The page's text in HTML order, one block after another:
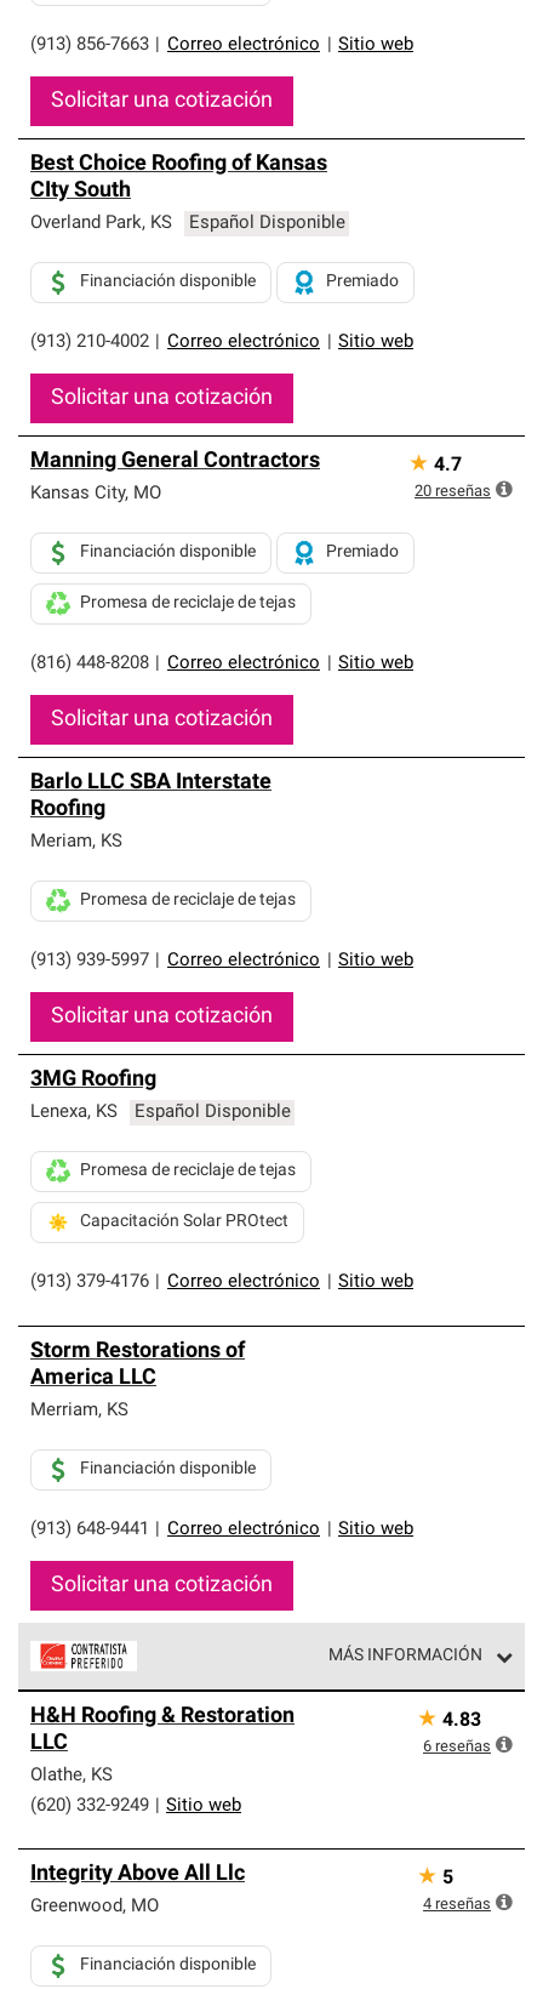
(913) 856-7663 Correo electrónico Sitio web
Solicitar una cotización
Best Choice Roofing of Kansas
CIty South
Overland Park, KS Español Disponible
(913) 210-4002 Correo electrónico Sitio web
Financiación disponible Premiado
Solicitar una cotización
Manning General Contractors
Kansas City, MO
(816) 448-8208 Correo electrónico Sitio web
Financiación disponible Premiado
Promesa de reciclaje de tejas
Solicitar una cotización
★ 4.7
20 reseñas
Barlo LLC SBA Interstate
Roofing
Meriam, KS
(913) 939-5997 Correo electrónico Sitio web
Promesa de reciclaje de tejas
Solicitar una cotización
3MG Roofing
Lenexa, KS Español Disponible
(913) 379-4176 Correo electrónico Sitio web
Promesa de reciclaje de tejas
Capacitación Solar PROtect
Storm Restorations of
America LLC
Merriam, KS
(913) 648-9441 Correo electrónico Sitio web
Financiación disponible
Solicitar una cotización
MÁS INFORMACIÓN
parte de una red exclusiva de profesionales de techos
que cumplen con altos estándares y requisitos estrictos
de profesionalismo y confiabilidad.
H&H Roofing & Restoration
LLC
Olathe, KS
(620) 332-9249
Sitio web
★ 4.83
6 reseñas
Integrity Above All Llc
Greenwood, MO
Financiación disponible
★ 5
4 reseñas